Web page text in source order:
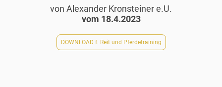
von Alexander Kronsteiner e.U.
vom 18.4.2023
DOWNLOAD f. Reit und Pferdetraining